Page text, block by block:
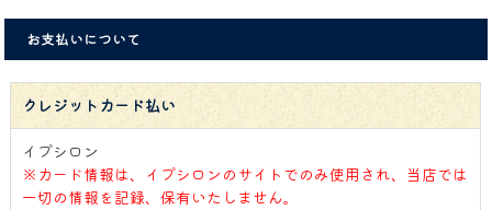
お支払いについて
クレジットカード払い
イプシロン
※カード情報は、イプシロンのサイトでのみ使用され、当店では
一切の情報を記録、保有いたしません。